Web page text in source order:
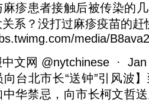
麻疹患者接触后被传染的
系？没打过麻疹疫苗的赶
media/
中文网 @nytchinese · Jan
向台北市长“送钟”引风波
中华禁忌，向市长柯文哲